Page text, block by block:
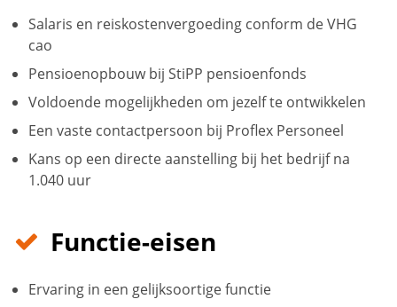
Salaris en reiskostenvergoeding conform de VHG
cao
Pensioenopbouw bij StiPP pensioenfonds
Voldoende mogelijkheden om jezelf te ontwikkelen
Een vaste contactpersoon bij Proflex Personeel
Kans op een directe aanstelling bij het bedrijf na
1.040 uur
Functie-eisen
Ervaring in een gelijksoortige functie